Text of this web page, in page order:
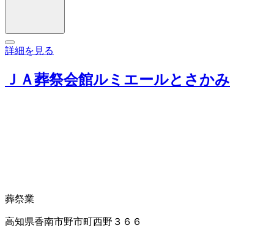
詳細を見る
ＪＡ葬祭会館ルミエールとさかみ
葬祭業
高知県香南市野市町西野３６６